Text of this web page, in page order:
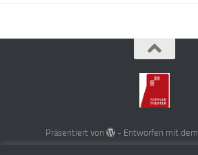
Präsentiert von - Entworfen mit dem